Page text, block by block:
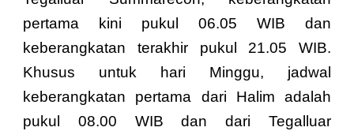
pertama kini pukul 06.05 WIB dan
keberangkatan terakhir pukul 21.05 WIB.
Khusus untuk hari Minggu, jadwal
keberangkatan pertama dari Halim adalah
pukul 08.00 WIB dan dari Tegalluar